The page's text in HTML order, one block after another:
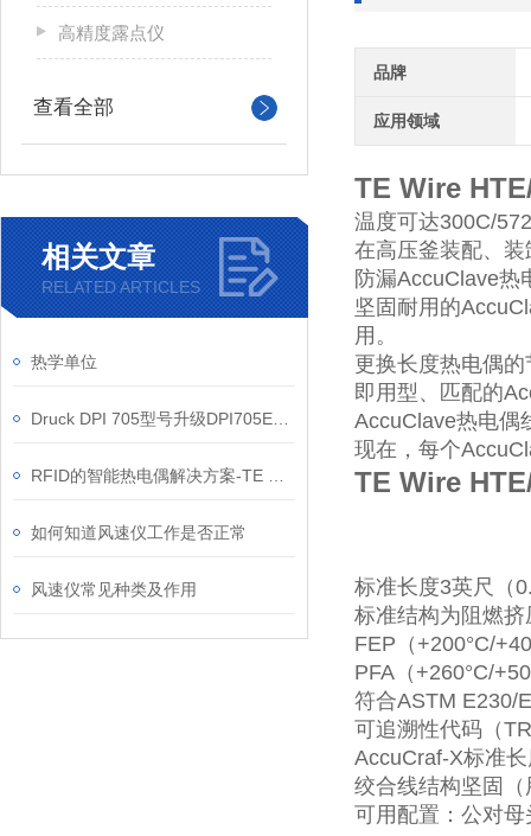
品牌
应用领域
TE Wire
温度可达300C/
在高压釜装配、
防漏AccuClave热
坚固耐用的
用。
更换长度热电偶
即用型、匹配的
AccuClave热电偶
现在，每个
TE Wire
标准长度3英尺（
标准结构为阻燃挤
FEP（+200°C/
PFA（+260°C/
符合ASTM E230/
可追溯性代码（
AccuCraf-X标准
绞合线结构坚固
可用配置：公对
高精度露点仪
查看全部
相关文章
RELATED ARTICLES
热学单位
如何知道风速仪工作是否正常
风速仪常见种类及作用